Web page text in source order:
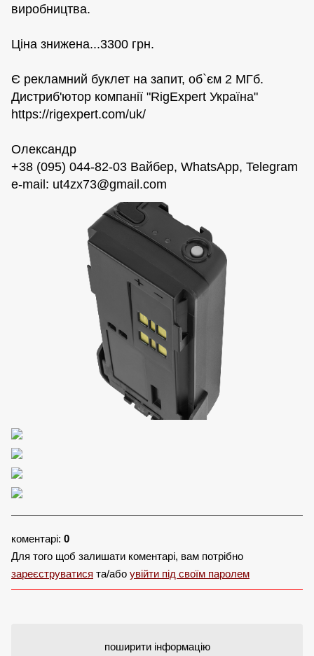
виробництва.
Цiна знижена...3300 грн.
Є рекламний буклет на запит, об`єм 2 МГб.
Дистриб'ютор компанії "RigExpert Україна"
https://rigexpert.com/uk/
Олександр
+38 (095) 044-82-03 Вайбер, WhatsApp, Telegram
e-mail: ut4zx73@gmail.com
коментарі: 0
Для того щоб залишати коментарі, вам потрібно
зареєструватися та/або увійти під своїм паролем
поширити інформацію